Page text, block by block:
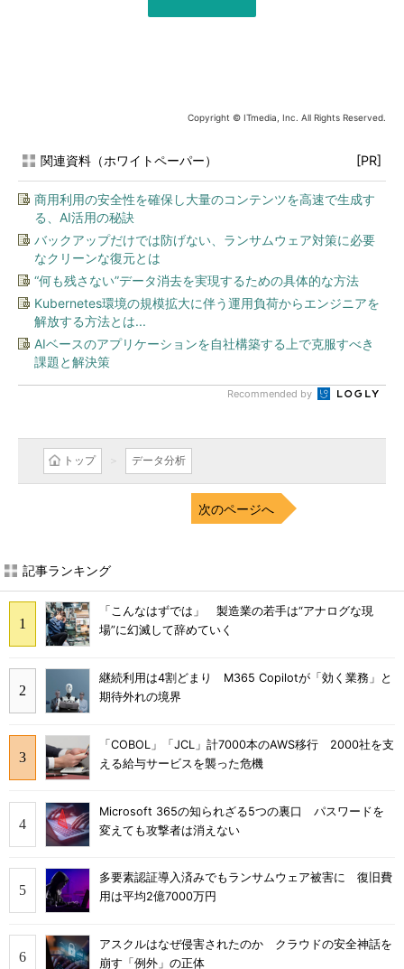
Copyright © ITmedia, Inc. All Rights Reserved.
関連資料（ホワイトペーパー） [PR]
商用利用の安全性を確保し大量のコンテンツを高速で生成す
る、AI活用の秘訣
バックアップだけでは防げない、ランサムウェア対策に必要
なクリーンな復元とは
“何も残さない”データ消去を実現するための具体的な方法
Kubernetes環境の規模拡大に伴う運用負荷からエンジニアを
解放する方法とは...
AIベースのアプリケーションを自社構築する上で克服すべき
課題と解決策
Recommended by
トップ データ分析
次のページへ
記事ランキング
「こんなはずでは」 製造業の若手は“アナログな現
場”に幻滅して辞めていく
継続利用は4割どまり M365 Copilotが「効く業務」と
期待外れの境界
「COBOL」「JCL」計7000本のAWS移行 2000社を支
える給与サービスを襲った危機
Microsoft 365の知られざる5つの裏口 パスワードを
変えても攻撃者は消えない
多要素認証導入済みでもランサムウェア被害に 復旧費
用は平均2億7000万円
アスクルはなぜ侵害されたのか クラウドの安全神話を
崩す「例外」の正体